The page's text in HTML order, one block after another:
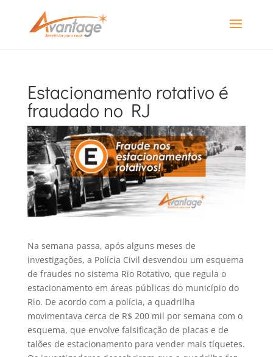
Estacionamento rotativo é
fraudado no RJ
Na semana passa, após alguns meses de
investigações, a Polícia Civil desvendou um esquema
de fraudes no sistema Rio Rotativo, que regula o
estacionamento em áreas públicas do município do
Rio. De acordo com a polícia, a quadrilha
movimentava cerca de R$ 200 mil por semana com o
esquema, que envolve falsificação de placas e de
talões de estacionamento para vender mais tíquetes.